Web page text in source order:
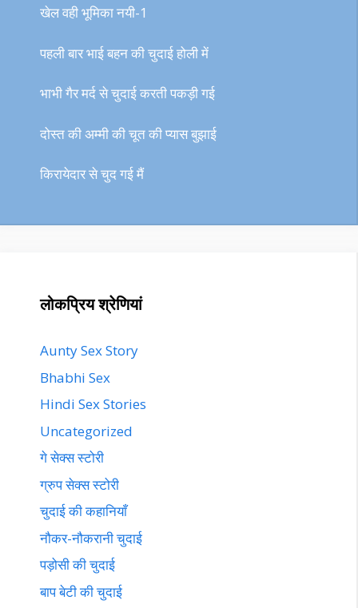
खेल वही भूमिका नयी-1
पहली बार भाई बहन की चुदाई होली में
भाभी गैर मर्द से चुदाई करती पकड़ी गई
दोस्त की अम्मी की चूत की प्यास बुझाई
किरायेदार से चुद गई मैं
लोकप्रिय श्रेणियां
Aunty Sex Story
Bhabhi Sex
Hindi Sex Stories
Uncategorized
गे सेक्स स्टोरी
ग्रुप सेक्स स्टोरी
चुदाई की कहानियाँ
नौकर-नौकरानी चुदाई
पड़ोसी की चुदाई
बाप बेटी की चुदाई